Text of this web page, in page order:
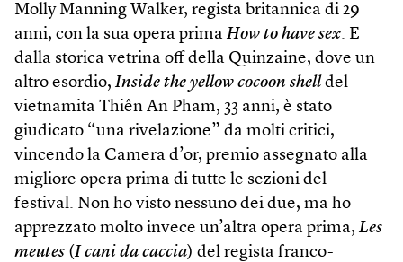
Molly Manning Walker, regista britannica di 29
anni, con la sua opera prima How to have sex. E
dalla storica vetrina off della Quinzaine, dove un
altro esordio, Inside the yellow cocoon shell del
vietnamita Thiên An Pham, 33 anni, è stato
giudicato “una rivelazione” da molti critici,
vincendo la Camera d’or, premio assegnato alla
migliore opera prima di tutte le sezioni del
festival. Non ho visto nessuno dei due, ma ho
apprezzato molto invece un’altra opera prima, Les
meutes (I cani da caccia) del regista franco-